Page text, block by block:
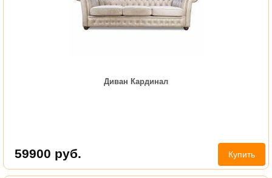
Диван Кардинал
59900 руб. Купить